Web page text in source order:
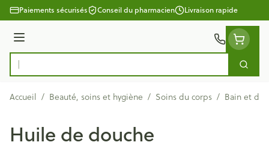
Aller au contenu
Paiements sécurisés Conseil du pharmacien Livraison rapide
Menu
Rechercher
Accueil / Beauté, soins et hygiène / Soins du corps / Bain et
Huile de douche